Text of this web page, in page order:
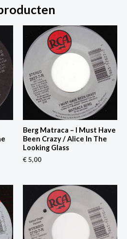
Berg Matraca – I Must Have
Been Crazy / Alice In The
Looking Glass
€5,00